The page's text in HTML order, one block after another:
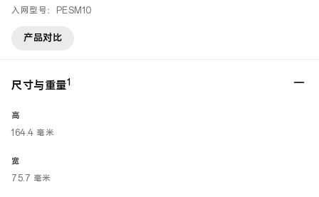
入网型号：PESM10
产品对比
尺寸与重量1
高
164.4 毫米
宽
75.7 毫米